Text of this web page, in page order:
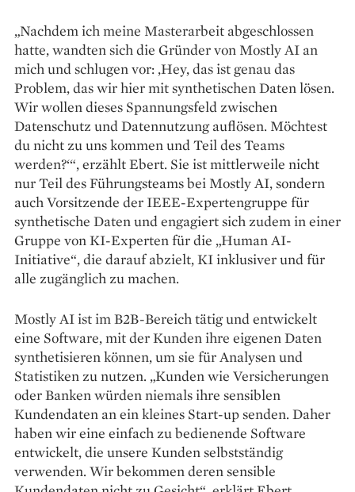
„Nachdem ich meine Master­arbeit abgeschlossen
hatte, wandten sich die Gründer von Mostly AI an
mich und schlugen vor: ‚Hey, das ist genau das
Problem, das wir hier mit synthetischen Daten lösen.
Wir wollen dieses Spannungsfeld zwischen
Datenschutz und Datennutzung auflösen. Möchtest
du nicht zu uns kommen und Teil des Teams
werden?‘“, erzählt Ebert. Sie ist mittlerweile nicht
nur Teil des Führungsteams bei Mostly AI, sondern
auch Vorsitzende der IEEE-Expertengruppe für
synthe­tische Daten und engagiert sich zudem in einer
Gruppe von KI-Experten für die „Human AI-
Initiative“, die darauf abzielt, KI inklusiver und für
alle zugänglich zu machen.
Mostly AI ist im B2B-Bereich tätig und entwickelt
eine Software, mit der Kunden ihre eigenen Daten
synthetisieren können, um sie für Analysen und
Statistiken zu nutzen. „Kunden wie Versicherungen
oder Banken würden niemals ihre sensiblen
Kundendaten an ein kleines Start-up senden. Daher
haben wir eine einfach zu bedienende Software
entwickelt, die unsere Kunden selbstständig
verwenden. Wir bekommen deren sensible